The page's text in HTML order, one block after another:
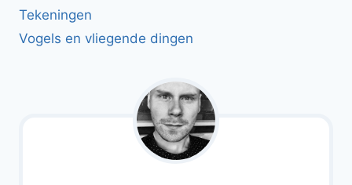
Tekeningen
Vogels en vliegende dingen